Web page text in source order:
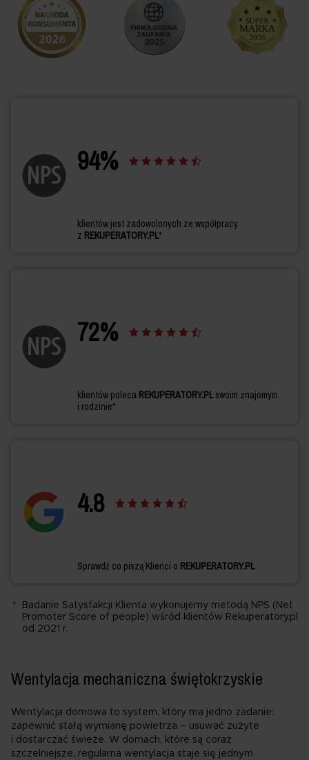
94%
klientów jest zadowolonych ze współpracy
z REKUPERATORY.PL*
72%
klientów poleca REKUPERATORY.PLswoim znajomym
i rodzinie*
4.8
Sprawdź co piszą Klienci o REKUPERATORY.PL
*
Badanie Satysfakcji Klienta wykonujemy metodą NPS (Net
Promoter Score of people) wśród klientów Rekuperatory.pl
od 2021 r.
Wentylacja mechaniczna świętokrzyskie
Wentylacja domowa to system, który ma jedno zadanie:
zapewnić stałą wymianę powietrza – usuwać zużyte
i dostarczać świeże. W domach, które są coraz
szczelniejsze, regularna wentylacja staje się jednym